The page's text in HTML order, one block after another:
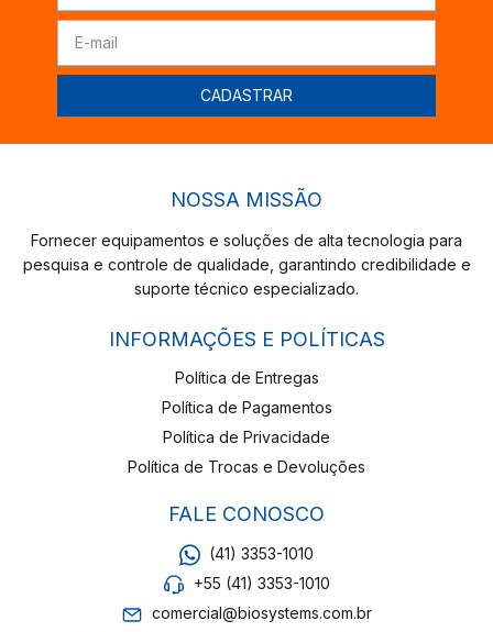
NOSSA MISSÃO
Fornecer equipamentos e soluções de alta tecnologia para
pesquisa e controle de qualidade, garantindo credibilidade e
suporte técnico especializado.
INFORMAÇÕES E POLÍTICAS
Política de Entregas
Política de Pagamentos
Política de Privacidade
Política de Trocas e Devoluções
FALE CONOSCO
(41) 3353-1010
+55 (41) 3353-1010
comercial@biosystems.com.br